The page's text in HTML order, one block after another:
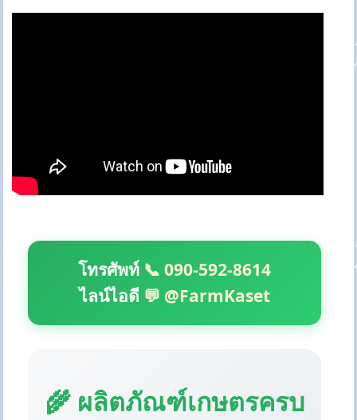
โทรศัพท์ 📞 090-592-8614
ไลน์ไอดี 💬 @FarmKaset
🌾 ผลิตภัณฑ์เกษตรครบ